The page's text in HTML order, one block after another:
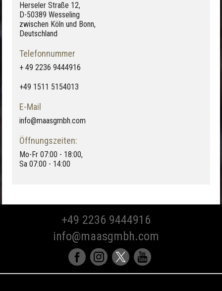
Herseler Straße 12,
D-50389 Wesseling
zwischen Köln und Bonn,
Deutschland
Telefonnummer
+ 49 2236 9444916
+49 1511 5154013
E-Mail
info@maasgmbh.com
Öffnungszeiten:
Mo-Fr 07:00 - 18:00,
Sa 07:00 - 14:00
+49 2236 9444916
info@maasgmbh.com